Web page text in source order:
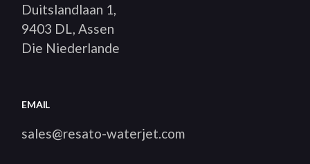
Duitslandlaan 1,
9403 DL, Assen
Die Niederlande
EMAIL
sales@resato-waterjet.com